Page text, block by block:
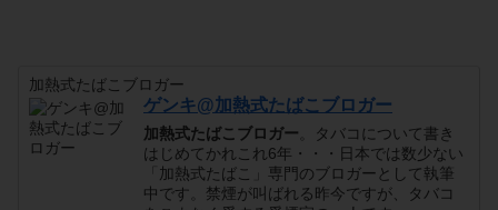
加熱式たばこブロガー
ゲンキ@加熱式たばこブロガー
加熱式たばこブロガー 。タバコについて書き
はじめてかれこれ6年・・・日本では数少ない
「加熱式たばこ」専門のブロガーとして執筆
中です。禁煙が叫ばれる昨今ですが、タバコ